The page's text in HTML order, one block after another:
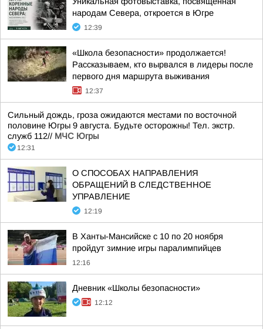
народам Севера, откроется в Югре
12:39
«Школа безопасности» продолжается!
Рассказываем, кто вырвался в лидеры после
первого дня маршрута выживания
12:37
Сильный дождь, гроза ожидаются местами по восточной
половине Югры 9 августа. Будьте осторожны! Тел. экстр.
служб 112// МЧС Югры
12:31
О СПОСОБАХ НАПРАВЛЕНИЯ
ОБРАЩЕНИЙ В СЛЕДСТВЕННОЕ
УПРАВЛЕНИЕ
12:19
В Ханты-Мансийске с 10 по 20 ноября
пройдут зимние игры паралимпийцев
12:16
Дневник «Школы безопасности»
12:12